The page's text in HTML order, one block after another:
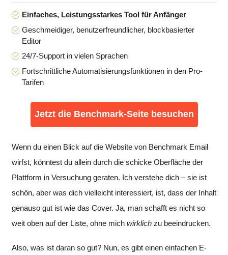
Einfaches, Leistungsstarkes Tool für Anfänger
Geschmeidiger, benutzerfreundlicher, blockbasierter
Editor
24/7-Support in vielen Sprachen
Fortschrittliche Automatisierungsfunktionen in den Pro-
Tarifen
Jetzt die Benchmark-Seite besuchen
Wenn du einen Blick auf die Website von Benchmark Email
wirfst, könntest du allein durch die schicke Oberfläche der
Plattform in Versuchung geraten. Ich verstehe dich – sie ist
schön, aber was dich vielleicht interessiert, ist, dass der Inhalt
genauso gut ist wie das Cover. Ja, man schafft es nicht so
weit oben auf der Liste, ohne mich wirklich zu beeindrucken.
Also, was ist daran so gut? Nun, es gibt einen einfachen E-